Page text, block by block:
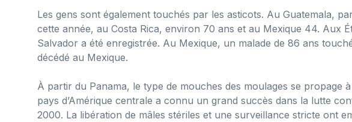
Les gens sont également touchés par les asticots. Au Guatemala,
cette année, au Costa Rica, environ 70 ans et au Mexique 44. Aux
Salvador a été enregistrée. Au Mexique, un malade de 86 ans
décédé au Mexique.
À partir du Panama, le type de mouches des moulages se propage
pays d’Amérique centrale a connu un grand succès dans la lutte
2000. La libération de mâles stériles et une surveillance stricte ont